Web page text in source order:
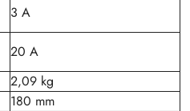
3 A
20 A
2,09 kg
180 mm